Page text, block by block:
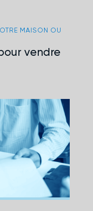
MAISON OU
vendre